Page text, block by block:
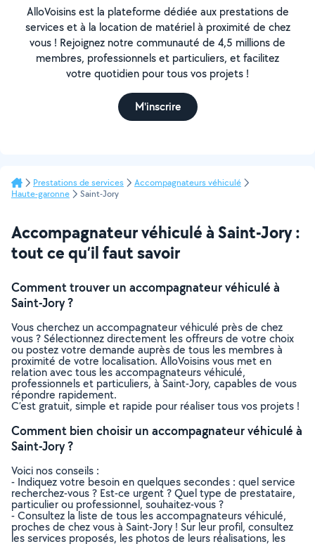
AlloVoisins est la plateforme dédiée aux prestations de
services et à la location de matériel à proximité de chez
vous ! Rejoignez notre communauté de 4,5 millions de
membres, professionnels et particuliers, et facilitez
votre quotidien pour tous vos projets !
M'inscrire
Prestations de services
Accompagnateurs véhiculé
Haute-garonne
Saint-Jory
Accompagnateur véhiculé à Saint-Jory :
tout ce qu’il faut savoir
Comment trouver un accompagnateur véhiculé à
Saint-Jory ?
Vous cherchez un accompagnateur véhiculé près de chez
vous ? Sélectionnez directement les offreurs de votre choix
ou postez votre demande auprès de tous les membres à
proximité de votre localisation. AlloVoisins vous met en
relation avec tous les accompagnateurs véhiculé,
professionnels et particuliers, à Saint-Jory, capables de vous
répondre rapidement.
C’est gratuit, simple et rapide pour réaliser tous vos projets !
Comment bien choisir un accompagnateur véhiculé à
Saint-Jory ?
Voici nos conseils :
- Indiquez votre besoin en quelques secondes : quel service
recherchez-vous ? Est-ce urgent ? Quel type de prestataire,
particulier ou professionnel, souhaitez-vous ?
- Consultez la liste de tous les accompagnateurs véhiculé,
proches de chez vous à Saint-Jory ! Sur leur profil, consultez
les services proposés, les photos de leurs réalisations, les